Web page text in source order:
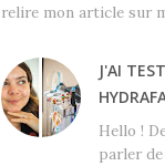
relire mon article sur
J'AI
Hello !
parler